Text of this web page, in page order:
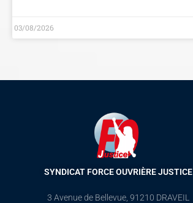
03/08/2026
SYNDICAT FORCE OUVRIÈRE JUSTICE
3 Avenue de Bellevue, 91210 DRAVEIL